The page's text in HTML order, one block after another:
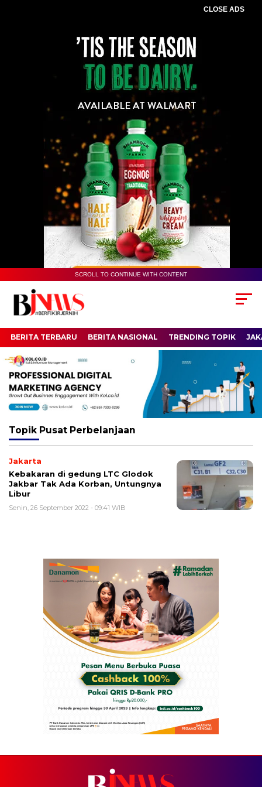
CLOSE ADS
SCROLL TO CONTINUE WITH CONTENT
BERITA TERBARU BERITA NASIONAL TRENDING TOPIK
Topik Pusat Perbelanjaan
Jakarta
Kebakaran di gedung LTC Glodok
Jakbar Tak Ada Korban, Untungnya
Libur
Senin, 26 September 2022 - 09:41 WIB